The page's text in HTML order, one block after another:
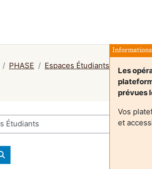
Les
prévues
Vos
et
PHASE Espaces Étudiants
Rechercher des cours